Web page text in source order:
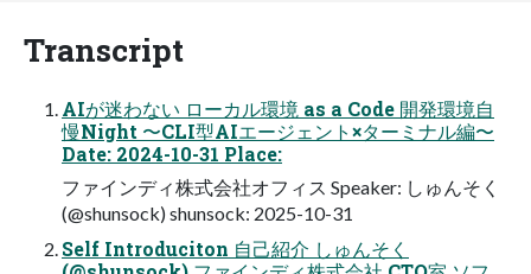
Transcript
AIが迷わない ローカル環境 as a Code 開発環境自
慢Night 〜CLI型AIエージェント×ターミナル編〜
Date: 2024-10-31 Place:
ファインディ株式会社オフィス Speaker: しゅんそく
(@shunsock) shunsock: 2025-10-31
Self Introduciton 自己紹介 しゅんそく